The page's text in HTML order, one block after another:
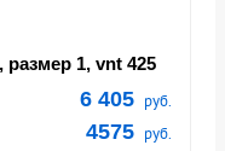
1, vnt 425
6 405 руб.
4575 руб.